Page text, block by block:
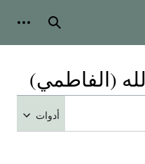
بحث
(الفاطمي)
أدوات